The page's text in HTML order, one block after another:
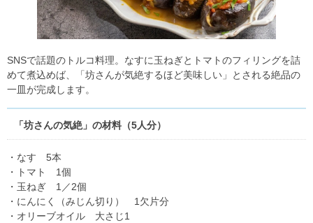
SNSで話題のトルコ料理。なすに玉ねぎとトマトのフィリングを詰
めて煮込めば、「坊さんが気絶するほど美味しい」とされる絶品の
一皿が完成します。
「坊さんの気絶」の材料（5人分）
・なす 5本
・トマト 1個
・玉ねぎ 1／2個
・にんにく（みじん切り） 1欠片分
・オリーブオイル 大さじ1